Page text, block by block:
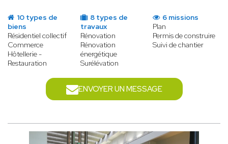
10 types de
biens
Résidentiel collectif
Commerce
Hôtellerie -
Restauration
8 types de
travaux
Rénovation
Rénovation
énergétique
Surélévation
6 missions
Plan
Permis de construire
Suivi de chantier
ENVOYER UN MESSAGE